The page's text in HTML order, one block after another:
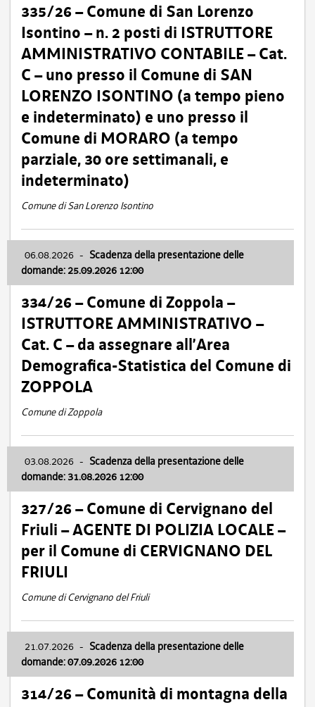
335/26 – Comune di San Lorenzo
Isontino – n. 2 posti di ISTRUTTORE
AMMINISTRATIVO CONTABILE – Cat.
C – uno presso il Comune di SAN
LORENZO ISONTINO (a tempo pieno
e indeterminato) e uno presso il
Comune di MORARO (a tempo
parziale, 30 ore settimanali, e
indeterminato)
Comune di San Lorenzo Isontino
06.08.2026 - Scadenza della presentazione delle
domande: 25.09.2026 12:00
334/26 – Comune di Zoppola –
ISTRUTTORE AMMINISTRATIVO –
Cat. C – da assegnare all’Area
Demografica-Statistica del Comune di
ZOPPOLA
Comune di Zoppola
03.08.2026 - Scadenza della presentazione delle
domande: 31.08.2026 12:00
327/26 – Comune di Cervignano del
Friuli – AGENTE DI POLIZIA LOCALE –
per il Comune di CERVIGNANO DEL
FRIULI
Comune di Cervignano del Friuli
21.07.2026 - Scadenza della presentazione delle
domande: 07.09.2026 12:00
314/26 – Comunità di montagna della